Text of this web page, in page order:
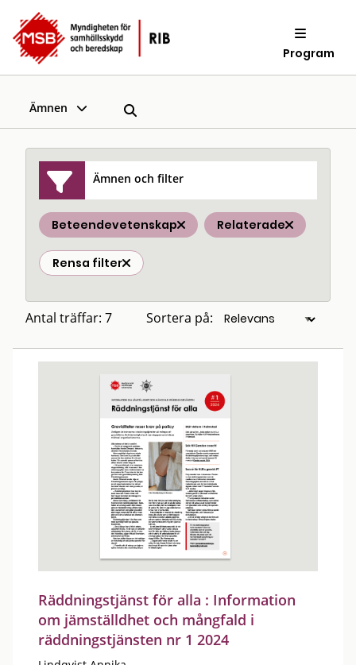
Program
Ämnen
Ämnen och filter
Beteendevetenskap Relaterade
Rensa filter
Antal träffar: 7 Sortera på:
Räddningstjänst för alla : Information
om jämställdhet och mångfald i
räddningstjänsten nr 1 2024